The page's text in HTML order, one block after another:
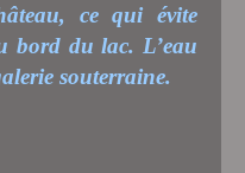
ce qui évite
bord du lac. L’eau
souterraine.